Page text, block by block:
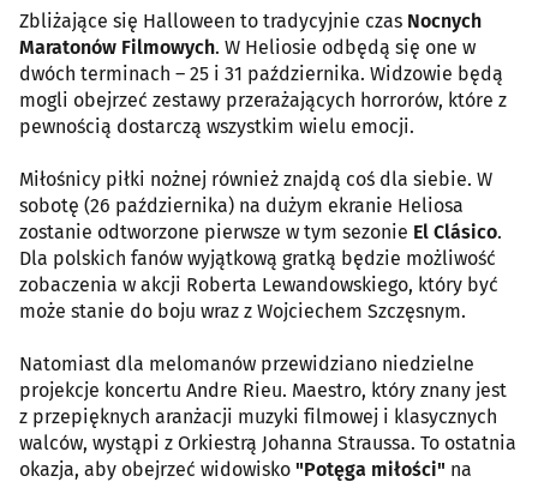
Zbliżające się Halloween to tradycyjnie czas Nocnych
Maratonów Filmowych. W Heliosie odbędą się one w
dwóch terminach – 25 i 31 października. Widzowie będą
mogli obejrzeć zestawy przerażających horrorów, które z
pewnością dostarczą wszystkim wielu emocji.
Miłośnicy piłki nożnej również znajdą coś dla siebie. W
sobotę (26 października) na dużym ekranie Heliosa
zostanie odtworzone pierwsze w tym sezonie El Clásico.
Dla polskich fanów wyjątkową gratką będzie możliwość
zobaczenia w akcji Roberta Lewandowskiego, który być
może stanie do boju wraz z Wojciechem Szczęsnym.
Natomiast dla melomanów przewidziano niedzielne
projekcje koncertu Andre Rieu. Maestro, który znany jest
z przepięknych aranżacji muzyki filmowej i klasycznych
walców, wystąpi z Orkiestrą Johanna Straussa. To ostatnia
okazja, aby obejrzeć widowisko "Potęga miłości" na